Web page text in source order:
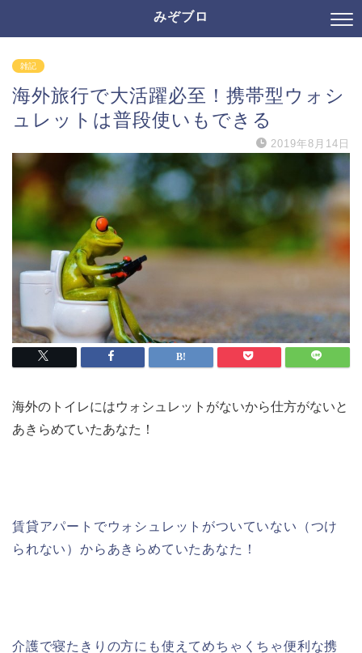
みぞブロ
雑記
海外旅行で大活躍必至！携帯型ウォシ
ュレットは普段使いもできる
2019年8月14日
海外のトイレにはウォシュレットがないから仕方がないと
あきらめていたあなた！
賃貸アパートでウォシュレットがついていない（つけ
られない）からあきらめていたあなた！
介護で寝たきりの方にも使えてめちゃくちゃ便利な携